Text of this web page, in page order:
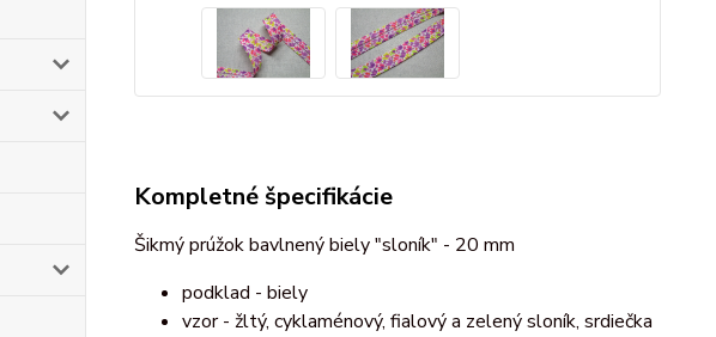
Kompletné špecifikácie
Šikmý prúžok bavlnený biely "sloník" - 20 mm
podklad - biely
vzor - žltý, cyklaménový, fialový a zelený sloník, srdiečka